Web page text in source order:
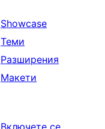
Showcase
Теми
Разширения
Макети
Включете се